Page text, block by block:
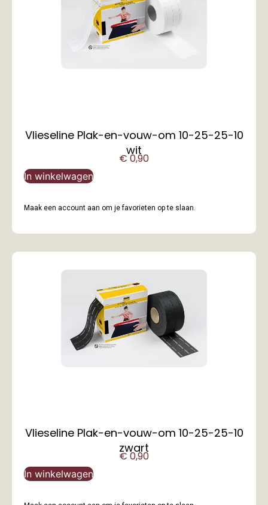
Vlieseline Plak-en-vouw-om 10-25-25-10
wit
€0,90
In winkelwagen
Maak een account aan om je favorieten op te slaan.
Vlieseline Plak-en-vouw-om 10-25-25-10
zwart
€0,90
In winkelwagen